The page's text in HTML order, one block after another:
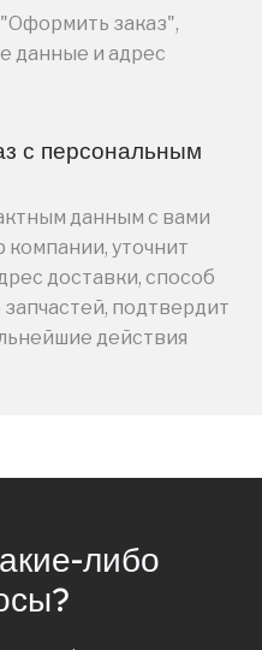
заказ",
данные и адрес
с персональным
данным с вами
уточнит
доставки, способ
подтвердит
действия
либо